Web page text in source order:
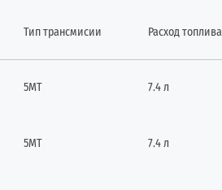
Тип трансмисии Расход топлива
5МТ 7.4 л
5MТ 7.4 л